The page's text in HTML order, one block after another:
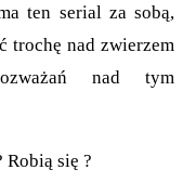
ten serial za sobą,
trochę nad zwierzem
nad tym
Robią się ?